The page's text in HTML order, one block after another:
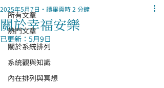
所有文章
熱門文章
關於系統排列
系統觀與知識
內在排列與冥想
關於幸福安樂
2025年5月7日 讀畢需時 2 分鐘
已更新： 5月9日